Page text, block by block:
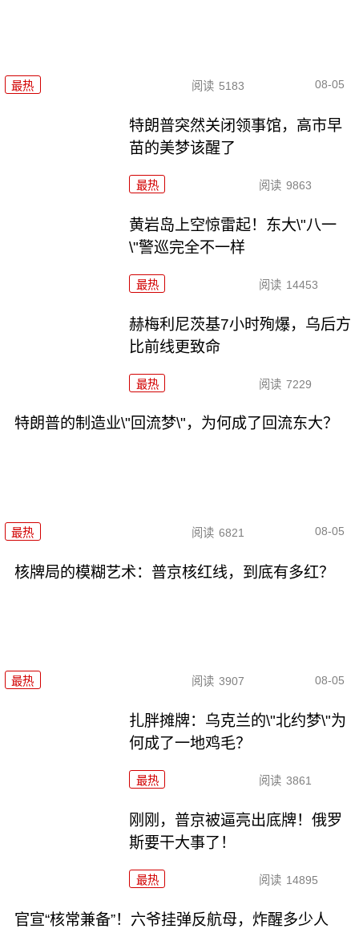
最热 阅读 5183 08-05
特朗普突然关闭领事馆，高市早
苗的美梦该醒了
最热 阅读 9863
黄岩岛上空惊雷起！东大\"八一
\"警巡完全不一样
最热 阅读 14453
赫梅利尼茨基7小时殉爆，乌后方
比前线更致命
最热 阅读 7229
特朗普的制造业\"回流梦\"，为何成了回流东大？
最热 阅读 6821 08-05
核牌局的模糊艺术：普京核红线，到底有多红？
最热 阅读 3907 08-05
扎胖摊牌：乌克兰的\"北约梦\"为
何成了一地鸡毛？
最热 阅读 3861
刚刚，普京被逼亮出底牌！俄罗
斯要干大事了！
最热 阅读 14895
官宣“核常兼备”！六爷挂弹反航母，炸醒多少人